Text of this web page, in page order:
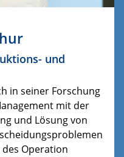
und
in seiner Forschung
mit der
und Lösung von
Operation